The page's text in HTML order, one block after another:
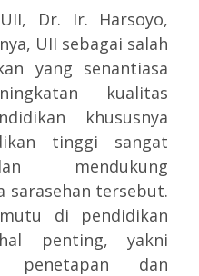
Dr. Ir. Harsoyo,
UII sebagai salah
yang senantiasa
kualitas
khususnya
tinggi sangat
mendukung
sarasehan tersebut.
di pendidikan
penting, yakni
penetapan dan